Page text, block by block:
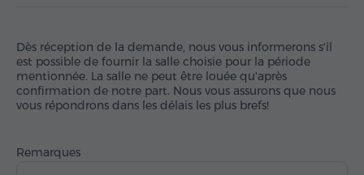
Dès réception de la demande, nous vous informerons s'il
est possible de fournir la salle choisie pour la période
mentionnée. La salle ne peut être louée qu'après
confirmation de notre part. Nous vous assurons que nous
vous répondrons dans les délais les plus brefs!
Remarques